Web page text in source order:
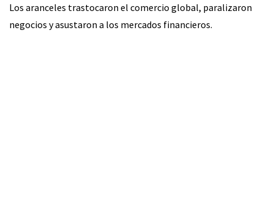
Los aranceles trastocaron el comercio global, paralizaron
negocios y asustaron a los mercados financieros.